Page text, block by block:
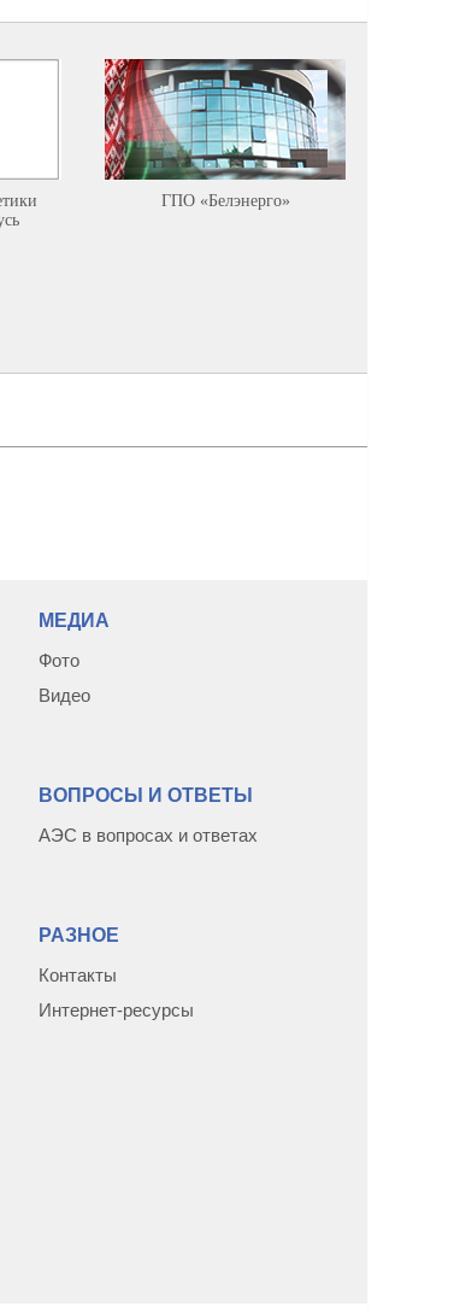
ГПО «Белэнерго»
МЕДИА
Фото
Видео
ВОПРОСЫ И ОТВЕТЫ
АЭС в вопросах и ответах
РАЗНОЕ
Контакты
Интернет-ресурсы